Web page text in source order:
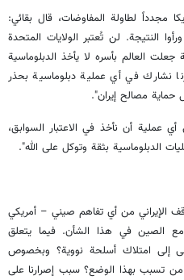
مجدداً لطاولة المفاوضات، قال بقائي:
النتيجة. لن تُعتبر الولايات المتحدة
جعلت العالم بأسره لا يأخذ الدبلوماسية
نشارك في أي عملية دبلوماسية بحذر
مصالح إيران".
عملية أن نأخذ في الاعتبار السوابق،
الدبلوماسية بثقة وتوكل على الله".
الإيراني من أي تفاهم صيني – أمريكي
الصين في هذا الشأن. فيما يتعلق
إلى امتلاك أسلحة نووية؟ وبخصوص
تسبب بهذا الوضع؟ سبب إصرارنا على